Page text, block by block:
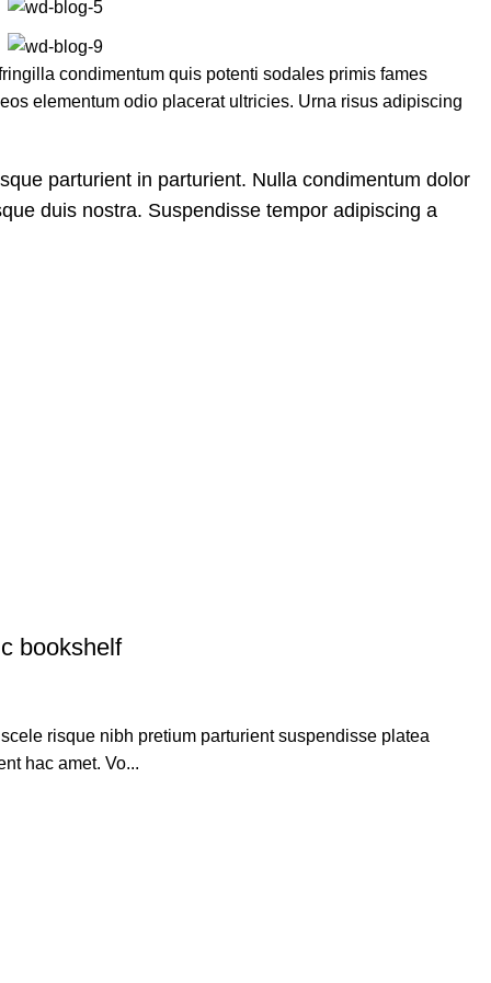
condimentum quis potenti sodales primis fames
elementum odio placerat ultricies. Urna risus adipiscing
parturient in parturient. Nulla condimentum dolor
duis nostra. Suspendisse tempor adipiscing a
bookshelf
risque nibh pretium parturient suspendisse platea
hac amet. Vo...